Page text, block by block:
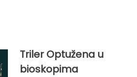
Triler Optužena u
bioskopima